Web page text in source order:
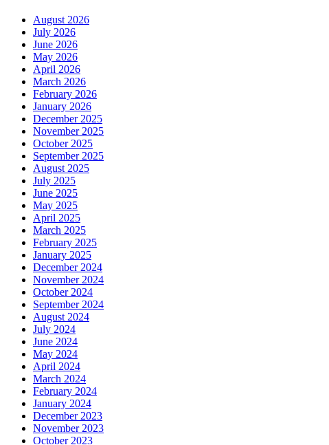
August 2026
July 2026
June 2026
May 2026
April 2026
March 2026
February 2026
January 2026
December 2025
November 2025
October 2025
September 2025
August 2025
July 2025
June 2025
May 2025
April 2025
March 2025
February 2025
January 2025
December 2024
November 2024
October 2024
September 2024
August 2024
July 2024
June 2024
May 2024
April 2024
March 2024
February 2024
January 2024
December 2023
November 2023
October 2023